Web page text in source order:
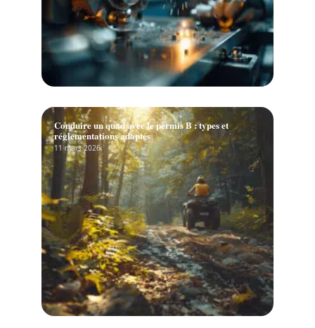
Conduire un quad avec le permis B : types et
réglementations adaptés
11 mars 2026